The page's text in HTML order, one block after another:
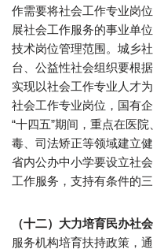
作需要将社会工作专业岗
展社会工作服务的事业单
技术岗位管理范围。城乡
台、公益性社会组织要根
实现以社会工作专业人才
社会工作专业岗位，国有
“十四五”期间，重点在医
毒、司法矫正等领域建立
省内公办中小学要设立社
工作服务，支持有条件的
（十二）大力培育民办社
服务机构培育扶持政策，